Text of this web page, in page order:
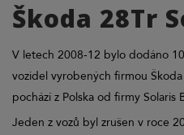
Škoda 28Tr
V letech 2008-12 bylo dodáno
vozidel vyrobených firmou
pochází z Polska od firmy Solaris
Jeden z vozů byl zrušen v roce